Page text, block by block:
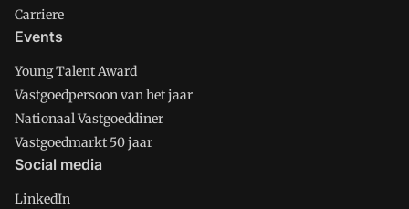
Carriere
Events
Young Talent Award
Vastgoedpersoon van het jaar
Nationaal Vastgoeddiner
Vastgoedmarkt 50 jaar
Social media
LinkedIn